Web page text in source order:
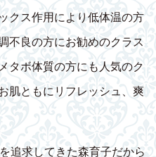
クス作用により低体温の方
不良の方にお勧めのクラス
タボ体質の方にも人気のク
肌ともにリフレッシュ、爽
追求してきた森育子だから